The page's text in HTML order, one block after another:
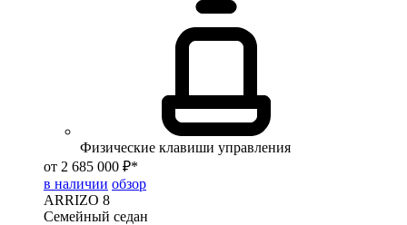
Физические клавиши управления
от 2 685 000 ₽*
в наличии обзор
ARRIZO 8
Семейный седан